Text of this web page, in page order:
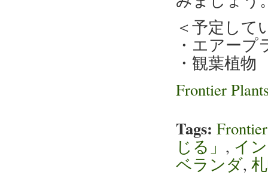
＜予定して
・エアー
・観葉植物
Frontier
Tags:
じる」 , イ
ベランダ,